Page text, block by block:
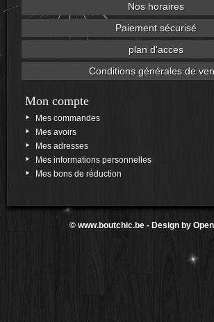
Nos horaires
Paiement sécurisé
plan d'acces
Conditions générales de
Mon compte
Mes commandes
Mes avoirs
Mes adresses
Mes informations personnelles
Mes bons de réduction
© www.boutchic.be- Design by